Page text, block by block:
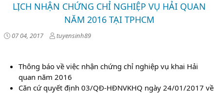
LỊCH NHẬN CHỨNG CHỈ NGHIỆP VỤ HẢI QUAN
NĂM 2016 TẠI TPHCM
07 04, 2017 tuyensinh89
Thông báo về việc nhận chứng chỉ nghiệp vụ khai Hải
quan năm 2016
Căn cứ quyết định 03/QĐ-HĐNVKHQ ngày 24/01/2017 về